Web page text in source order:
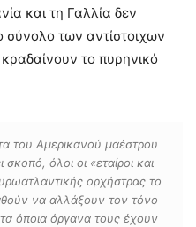
και τη Γαλλία δεν
σύνολο των αντίστοιχων
το πυρηνικό
του Αμερικανού μαέστρου
όλοι οι «εταίροι και
ορχήστρας το
να αλλάξουν τον τόνο
όποια όργανα τους έχουν